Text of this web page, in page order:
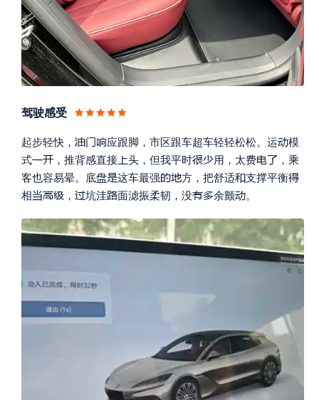
驾驶感受
起步轻快， 应跟脚，市区跟车超车轻轻松松。 运模
式 ，推背感直接头，但我平时用，太费 ，乘
客也容易晕。
底这车最强方，把舒适支撑平衡
相 ， 坑洼面滤振柔韧，没余颤。